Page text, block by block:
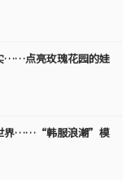
……点亮玫瑰花园的娃
界……“韩服浪潮”模